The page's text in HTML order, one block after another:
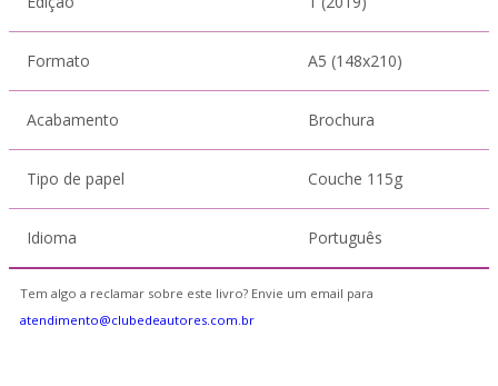
Formato A5 (148x210)
Acabamento Brochura
Tipo de papel Couche 115g
Idioma Português
Tem algo a reclamar sobre este livro? Envie um email para
atendimento@clubedeautores.com.br